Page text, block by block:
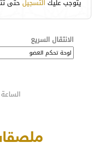
يتوجب عليك التسجيل حتى
الانتقال السريع